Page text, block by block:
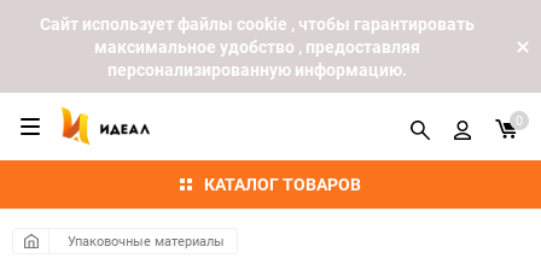
Cайт использует файлы cookie , чтобы гарантировать
максимальное удобство , предоставляя
персонализированную информацию.
КАТАЛОГ ТОВАРОВ
0
Упаковочные материалы